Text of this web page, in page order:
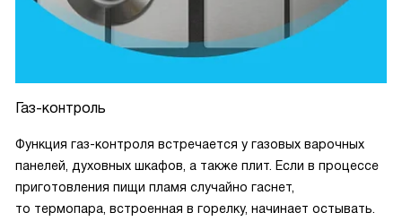
Газ-контроль
Функция газ-контроля встречается у газовых варочных
панелей, духовных шкафов, а также плит. Если в процессе
приготовления пищи пламя случайно гаснет,
то термопара, встроенная в горелку, начинает остывать.